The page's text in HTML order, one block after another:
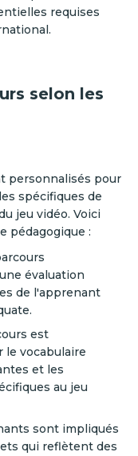
requises
selon les
personnalisés pour
spécifiques de
jeu vidéo. Voici
pédagogique :
évaluation
de l'apprenant
est
le vocabulaire
et les
au jeu
sont impliqués
qui reflètent des